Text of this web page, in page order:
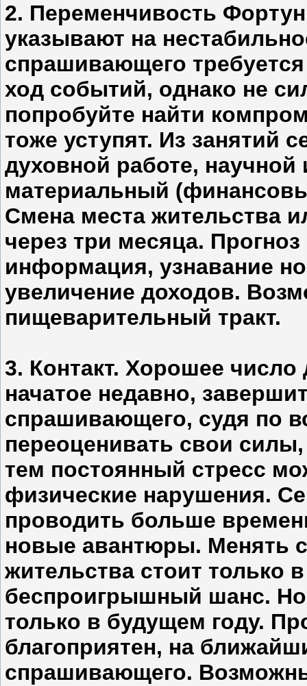
2. Переменчивость
указывают на
спрашивающего
ход событий, однако не
попробуйте найти
тоже уступят. Из занятий
духовной работе, научной
материальный
Смена места жительства
через три месяца.
информация, узнавание
увеличение доходов.
пищеварительный тракт.
3. Контакт. Хорошее
начатое недавно,
спрашивающего, судя по
переоценивать свои
тем постоянный стресс
физические нарушения.
проводить больше
новые авантюры. Менять
жительства стоит только
беспроигрышный шанс.
только в будущем году.
благоприятен, на
спрашивающего.